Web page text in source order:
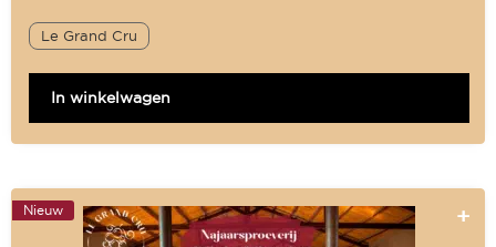
Le Grand Cru
In winkelwagen
Nieuw